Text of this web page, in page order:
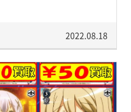
2022.08.18